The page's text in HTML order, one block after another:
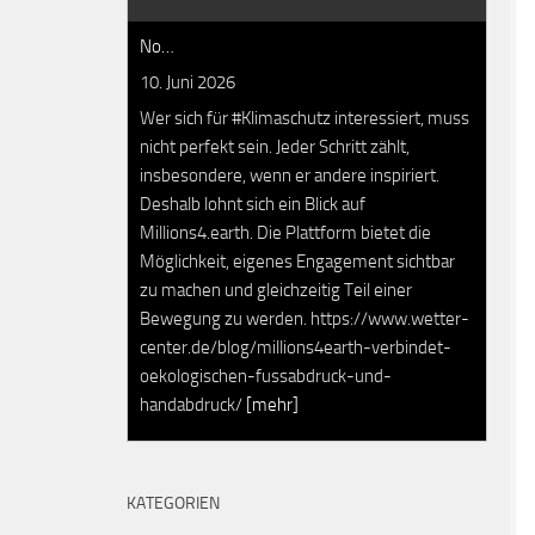
No…
10. Juni 2026
Wer sich für #Klimaschutz interessiert, muss
nicht perfekt sein. Jeder Schritt zählt,
insbesondere, wenn er andere inspiriert.
Deshalb lohnt sich ein Blick auf
Millions4.earth. Die Plattform bietet die
Möglichkeit, eigenes Engagement sichtbar
zu machen und gleichzeitig Teil einer
Bewegung zu werden. https://www.wetter-
center.de/blog/millions4earth-verbindet-
oekologischen-fussabdruck-und-
handabdruck/ [mehr]
KATEGORIEN